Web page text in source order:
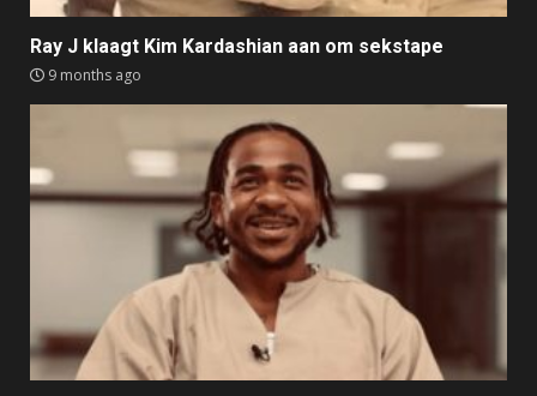
Ray J klaagt Kim Kardashian aan om sekstape
9 months ago